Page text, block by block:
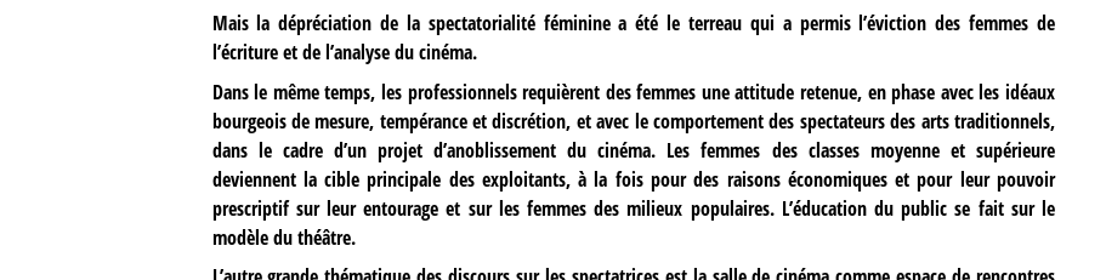
Mais la dépréciation de la spectatorialité féminine a été le terreau qui a permis l’éviction des femmes de
l’écriture et de l’analyse du cinéma.
Dans le même temps, les professionnels requièrent des femmes une attitude retenue, en phase avec les idéaux
bourgeois de mesure, tempérance et discrétion, et avec le comportement des spectateurs des arts traditionnels,
dans le cadre d’un projet d’anoblissement du cinéma. Les femmes des classes moyenne et supérieure
deviennent la cible principale des exploitants, à la fois pour des raisons économiques et pour leur pouvoir
prescriptif sur leur entourage et sur les femmes des milieux populaires. L’éducation du public se fait sur le
modèle du théâtre.